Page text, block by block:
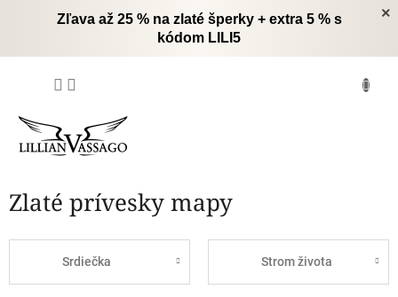
×
Zľava až 25 % na zlaté šperky + extra 5 % s
kódom LILI5
Zlaté prívesky mapy
Srdiečka Strom života